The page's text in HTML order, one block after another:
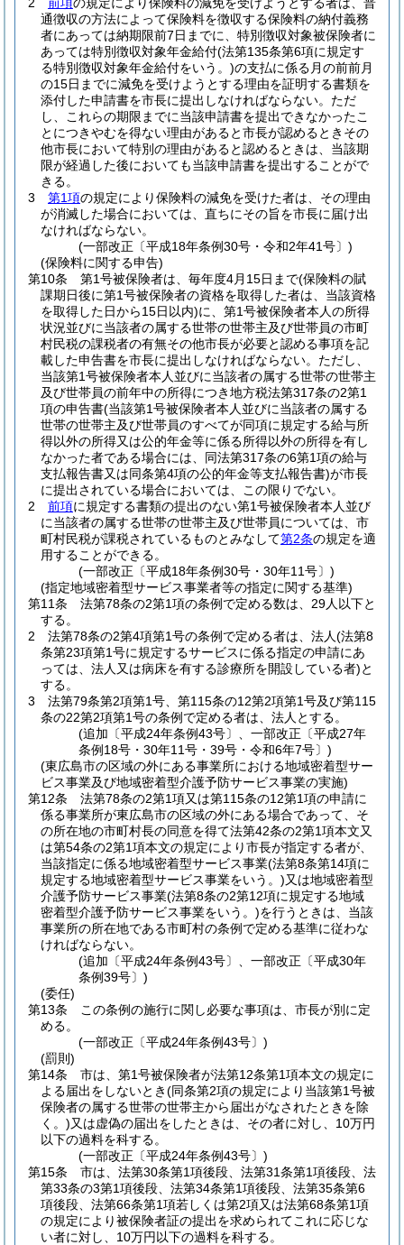
通徴収の方法によって保険料を徴収する保険料の納付義務
者にあっては納期限前7日までに、特別徴収対象被保険者に
あっては特別徴収対象年金給付(法第135条第6項に規定す
る特別徴収対象年金給付をいう。)の支払に係る月の前前月
の15日までに減免を受けようとする理由を証明する書類を
添付した申請書を市長に提出しなければならない。 ただ
し、これらの期限までに当該申請書を提出できなかったこ
とにつきやむを得ない理由があると市長が認めるときその
他市長において特別の理由があると認めるときは、当該期
限が経過した後においても当該申請書を提出することがで
きる。
3
第1項の規定により保険料の減免を受けた者は、その理由
が消滅した場合においては、直ちにその旨を市長に届け出
なければならない。
(一部改正〔平成18年条例30号・令和2年41号〕)
(保険料に関する申告)
第10条
第1号被保険者は、毎年度4月15日まで(保険料の賦
課期日後に第1号被保険者の資格を取得した者は、当該資格
を取得した日から15日以内)に、第1号被保険者本人の所得
状況並びに当該者の属する世帯の世帯主及び世帯員の市町
村民税の課税者の有無その他市長が必要と認める事項を記
載した申告書を市長に提出しなければならない。 ただし、
当該第1号被保険者本人並びに当該者の属する世帯の世帯主
及び世帯員の前年中の所得につき地方税法第317条の2第1
項の申告書(当該第1号被保険者本人並びに当該者の属する
世帯の世帯主及び世帯員のすべてが同項に規定する給与所
得以外の所得又は公的年金等に係る所得以外の所得を有し
なかった者である場合には、同法第317条の6第1項の給与
支払報告書又は同条第4項の公的年金等支払報告書)が市長
に提出されている場合においては、この限りでない。
2
前項に規定する書類の提出のない第1号被保険者本人並び
に当該者の属する世帯の世帯主及び世帯員については、市
町村民税が課税されているものとみなして第2条の規定を適
用することができる。
(一部改正〔平成18年条例30号・30年11号〕)
(指定地域密着型サービス事業者等の指定に関する基準)
第11条
法第78条の2第1項の条例で定める数は、29人以下と
する。
2
法第78条の2第4項第1号の条例で定める者は、法人(法第8
条第23項第1号に規定するサービスに係る指定の申請にあ
っては、法人又は病床を有する診療所を開設している者)と
する。
3
法第79条第2項第1号、第115条の12第2項第1号及び第115
条の22第2項第1号の条例で定める者は、法人とする。
(追加〔平成24年条例43号〕、一部改正〔平成27年
条例18号・30年11号・39号・令和6年7号〕)
(東広島市の区域の外にある事業所における地域密着型サー
ビス事業及び地域密着型介護予防サービス事業の実施)
第12条
法第78条の2第1項又は第115条の12第1項の申請に
係る事業所が東広島市の区域の外にある場合であって、そ
の所在地の市町村長の同意を得て法第42条の2第1項本文又
は第54条の2第1項本文の規定により市長が指定する者が、
当該指定に係る地域密着型サービス事業(法第8条第14項に
規定する地域密着型サービス事業をいう。)又は地域密着型
介護予防サービス事業(法第8条の2第12項に規定する地域
密着型介護予防サービス事業をいう。)を行うときは、当該
事業所の所在地である市町村の条例で定める基準に従わな
ければならない。
(追加〔平成24年条例43号〕、一部改正〔平成30年
条例39号〕)
(委任)
第13条
この条例の施行に関し必要な事項は、市長が別に定
める。
(一部改正〔平成24年条例43号〕)
(罰則)
第14条
市は、第1号被保険者が法第12条第1項本文の規定に
よる届出をしないとき(同条第2項の規定により当該第1号被
保険者の属する世帯の世帯主から届出がなされたときを除
く。)又は虚偽の届出をしたときは、その者に対し、10万円
以下の過料を科する。
(一部改正〔平成24年条例43号〕)
第15条
市は、法第30条第1項後段、法第31条第1項後段、法
第33条の3第1項後段、法第34条第1項後段、法第35条第6
項後段、法第66条第1項若しくは第2項又は法第68条第1項
の規定により被保険者証の提出を求められてこれに応じな
い者に対し、10万円以下の過料を科する。